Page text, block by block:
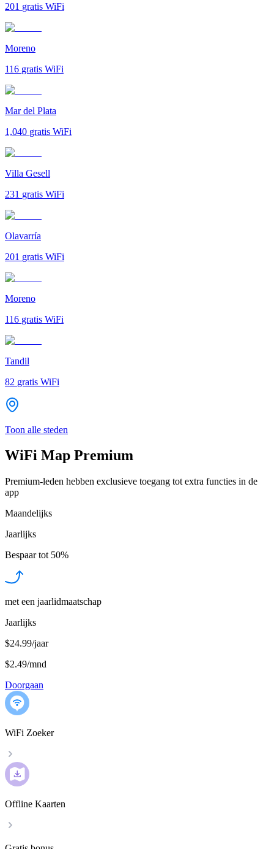
201 gratis WiFi
Moreno
116 gratis WiFi
Mar del Plata
1,040 gratis WiFi
Villa Gesell
231 gratis WiFi
Olavarría
201 gratis WiFi
Moreno
116 gratis WiFi
Tandil
82 gratis WiFi
Toon alle steden
WiFi Map Premium
Premium-leden hebben exclusieve toegang tot extra functies in de
app
Maandelijks
Jaarlijks
Bespaar tot 50%
met een jaarlidmaatschap
Jaarlijks
$24.99/jaar
$2.49/mnd
Doorgaan
WiFi Zoeker
Offline Kaarten